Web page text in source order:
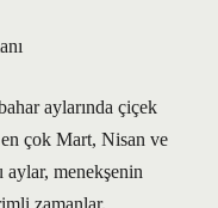
aylarında çiçek
çok Mart, Nisan ve
aylar, menekşenin
zamanlar.